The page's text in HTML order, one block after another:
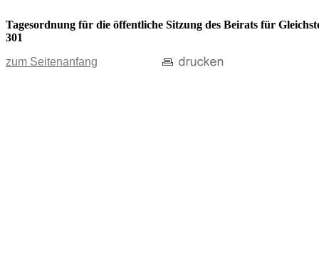
Tagesordnung für die öffentliche Sitzung des Beirats für
301
zum Seitenanfang